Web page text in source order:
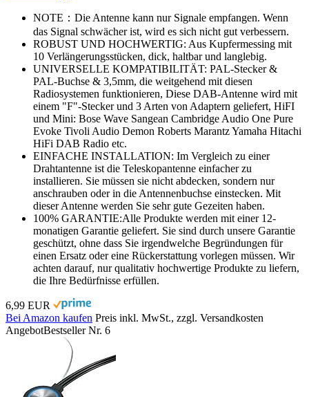
NOTE：Die Antenne kann nur Signale empfangen. Wenn
das Signal schwächer ist, wird es sich nicht gut verbessern.
ROBUST UND HOCHWERTIG: Aus Kupfermessing mit
10 Verlängerungsstücken, dick, haltbar und langlebig.
UNIVERSELLE KOMPATIBILITÄT: PAL-Stecker &
PAL-Buchse & 3,5mm, die weitgehend mit diesen
Radiosystemen funktionieren, Diese DAB-Antenne wird mit
einem "F"-Stecker und 3 Arten von Adaptern geliefert, HiFI
und Mini: Bose Wave Sangean Cambridge Audio One Pure
Evoke Tivoli Audio Demon Roberts Marantz Yamaha Hitachi
HiFi DAB Radio etc.
EINFACHE INSTALLATION: Im Vergleich zu einer
Drahtantenne ist die Teleskopantenne einfacher zu
installieren. Sie müssen sie nicht abdecken, sondern nur
anschrauben oder in die Antennenbuchse einstecken. Mit
dieser Antenne werden Sie sehr gute Gezeiten haben.
100% GARANTIE:Alle Produkte werden mit einer 12-
monatigen Garantie geliefert. Sie sind durch unsere Garantie
geschützt, ohne dass Sie irgendwelche Begründungen für
einen Ersatz oder eine Rückerstattung vorlegen müssen. Wir
achten darauf, nur qualitativ hochwertige Produkte zu liefern,
die Ihre Bedürfnisse erfüllen.
6,99 EUR
Bei Amazon kaufen Preis inkl. MwSt., zzgl. Versandkosten
AngebotBestseller Nr. 6